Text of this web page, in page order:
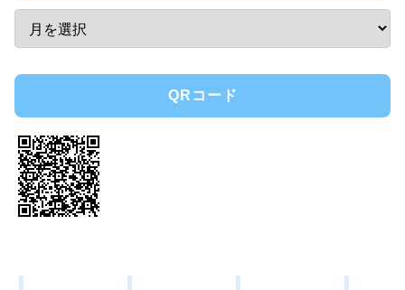
QRコード